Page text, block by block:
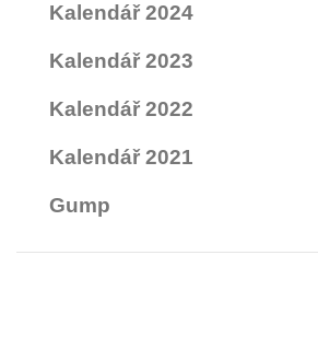
Kalendář 2024
Kalendář 2023
Kalendář 2022
Kalendář 2021
Gump